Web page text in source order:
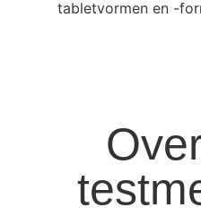
tabletvormen en -